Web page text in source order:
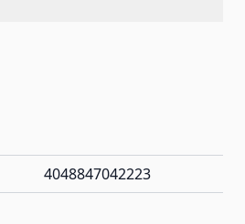
4048847042223